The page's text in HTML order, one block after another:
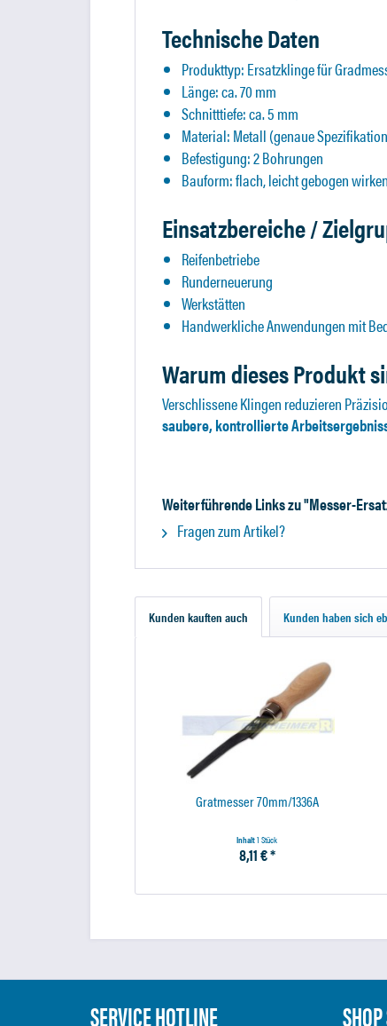
Technische Daten
Produkttyp: Ersatzklinge für
Länge: ca. 70 mm
Schnitttiefe: ca. 5 mm
Material: Metall (genaue
Befestigung: 2 Bohrungen
Bauform: flach, leicht gebogen
Einsatzbereiche /
Reifenbetriebe
Runderneuerung
Werkstätten
Handwerkliche Anwendungen mit
Warum dieses Produkt
Verschlissene Klingen reduzieren
saubere, kontrollierte
Weiterführende Links zu "Messer-
Fragen zum Artikel?
Kunden kauften auch Kunden haben sich
Gratmesser 70mm/1336A
Inhalt1 Stück
8,11 € *
SERVICE HOTLINE